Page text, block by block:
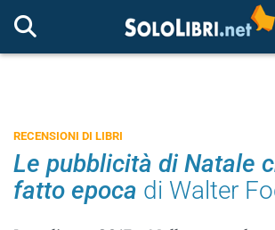
RECENSIONI DI LIBRI
Le pubblicità di Natale
fatto epoca di Walter